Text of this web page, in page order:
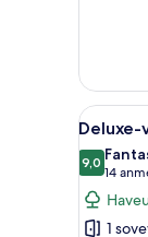
1
kingsize-
seng
Indlæs
alle
af
Deluxe-
5
Deluxe-
9,09,0 ud
14
(14
1